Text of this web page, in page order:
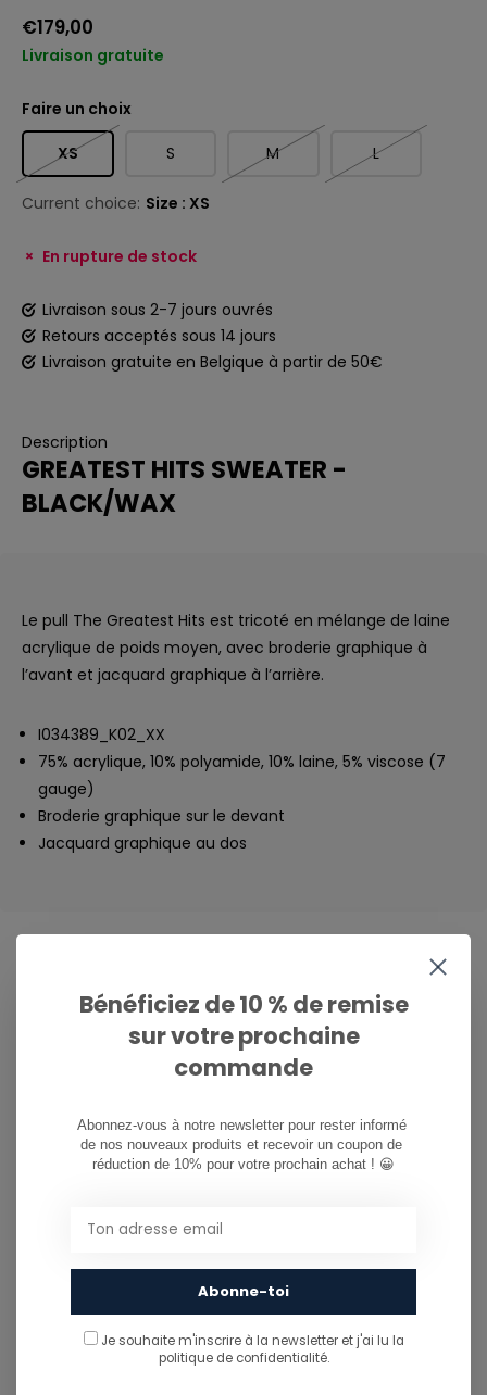
€179,00
Livraison gratuite
Faire un choix
XS S M L
Current choice: Size : XS
En rupture de stock
Livraison sous 2-7 jours ouvrés
Retours acceptés sous 14 jours
Livraison gratuite en Belgique à partir de 50€
Description
GREATEST HITS SWEATER -
BLACK/WAX
Le pull The Greatest Hits est tricoté en mélange de laine
acrylique de poids moyen, avec broderie graphique à
l’avant et jacquard graphique à l’arrière.
I034389_K02_XX
75% acrylique, 10% polyamide, 10% laine, 5% viscose (7
gauge)
Broderie graphique sur le devant
Jacquard graphique au dos
CAN WE HELP?
Service à la clientèle: now opened
info@ostreet.be
PARTAGER CE PRODUIT
TU POURRAIS AUSSI AIMER...
Bénéficiez de 10 % de remise
sur votre prochaine
commande
Abonnez-vous à notre newsletter pour rester informé
de nos nouveaux produits et recevoir un coupon de
réduction de 10% pour votre prochain achat ! 😀
Abonne-toi
Je souhaite m'inscrire à la newsletter et j'ai lu la
politique de confidentialité.